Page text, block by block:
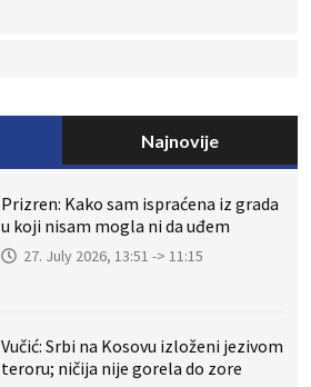
Najnovije
Prizren: Kako sam ispraćena iz grada
u koji nisam mogla ni da uđem
27. July 2026, 13:51 -> 11:15
Vučić: Srbi na Kosovu izloženi jezivom
teroru; ničija nije gorela do zore